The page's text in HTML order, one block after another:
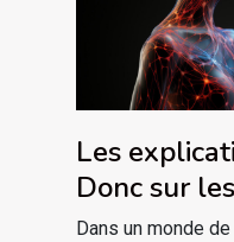
Les
Donc sur
Dans un monde